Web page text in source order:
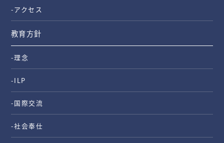
-アクセス
教育方針
-理念
-ILP
-国際交流
-社会奉仕